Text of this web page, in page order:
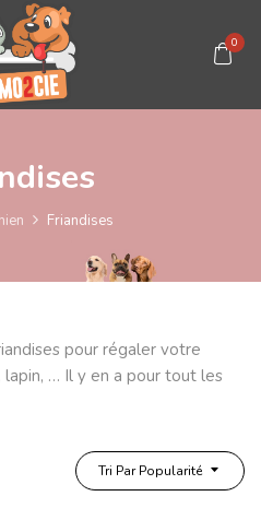
0
Friandises
pour régaler votre
lapin, … Il y en a pour tout les
Tri Par Popularité